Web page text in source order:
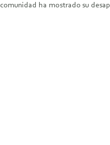
ha mos­trado su